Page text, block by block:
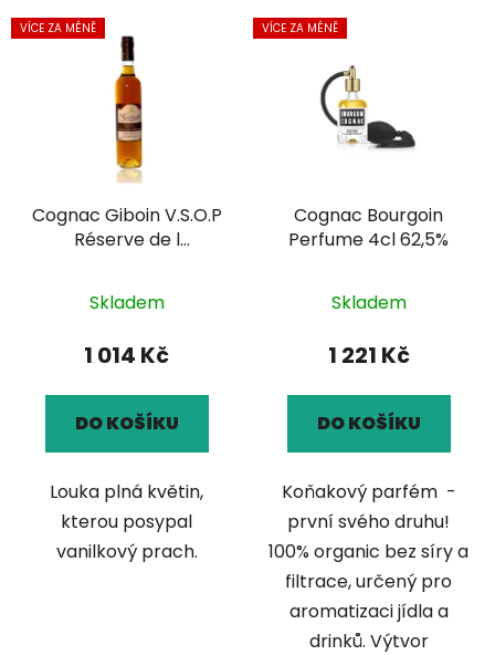
p
V
ý
VÍCE ZA MÉNĚ
Cognac Giboin V.S.O.P
Réserve de l
Skladem
1 014 Kč
DO KOŠÍKU
Louka plná květin,
kterou posypal
vanilkový prach.
VÍCE ZA MÉNĚ
Cognac Bourgoin
Perfume 4cl 62,5%
Skladem
1 221 Kč
DO KOŠÍKU
Koňakový parfém -
první svého druhu!
100% organic bez síry a
filtrace, určený pro
aromatizaci jídla a
drinků. Výtvor